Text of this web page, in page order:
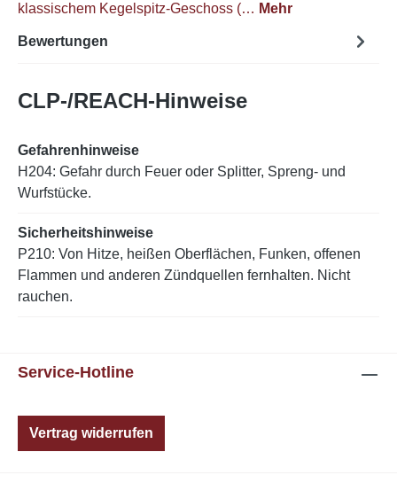
klassischem Kegelspitz-Geschoss (… Mehr
Bewertungen
CLP-/REACH-Hinweise
Gefahrenhinweise
H204: Gefahr durch Feuer oder Splitter, Spreng- und
Wurfstücke.
Sicherheitshinweise
P210: Von Hitze, heißen Oberflächen, Funken, offenen
Flammen und anderen Zündquellen fernhalten. Nicht
rauchen.
Service-Hotline
Vertrag widerrufen